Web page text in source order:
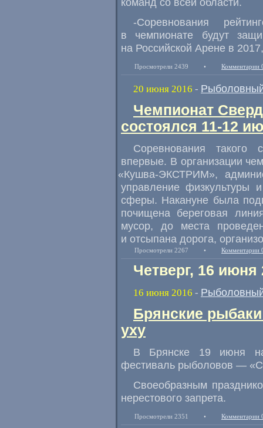
-Соревнования
в чемпионате будут
на Российской Арене в
Просмотрели 2439 • Комментарии
20 июня 2016 -
Чемпионат
состоялся 11-12
Соревнования такого
впервые. В организации
«Кушва-ЭКСТРИМ»,
управление физкультуры
сферы. Накануне была
почищена береговая
мусор,
до места
и отсыпана дорога,
Просмотрели 2267 • Комментарии
Четверг, 16 июня
16 июня 2016 -
Брянские
уху
В Брянске 19 июня на
фестиваль рыболовов —
Своеобразным
нерестового запрета.
Просмотрели 2351 • Комментарии